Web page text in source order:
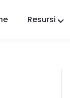
Resursi